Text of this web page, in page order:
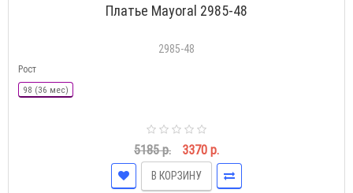
Платье Mayoral 2985-48
2985-48
Рост
98 (36 мес)
5185 р. 3370 р.
В КОРЗИНУ